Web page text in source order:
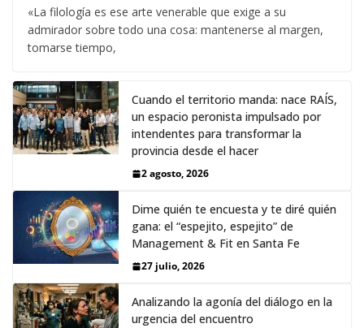
«La filología es ese arte venerable que exige a su
admirador sobre todo una cosa: mantenerse al margen,
tomarse tiempo,
Cuando el territorio manda: nace RAÍS,
un espacio peronista impulsado por
intendentes para transformar la
provincia desde el hacer
2 agosto, 2026
Dime quién te encuesta y te diré quién
gana: el “espejito, espejito” de
Management & Fit en Santa Fe
27 julio, 2026
Analizando la agonía del diálogo en la
urgencia del encuentro